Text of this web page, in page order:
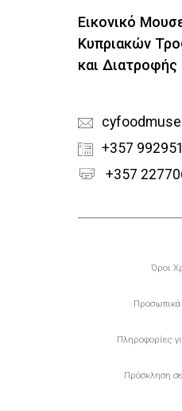
Εικονικό
Κυπριακών
και Διατροφής
+357
+357
Όροι
Πληροφορίες
Πρόσκληση